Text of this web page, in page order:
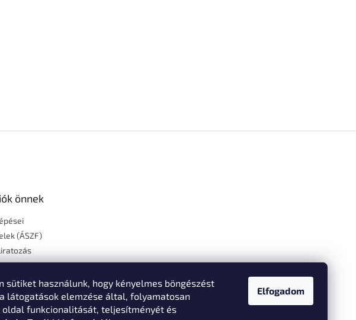
sütiket használunk, hogy kényelmes böngészést
látogatások elemzése által, folyamatosan
funkcionalitását, teljesítményét és
Elfogadom
önnek
(ÁSZF)
nyilatkozat